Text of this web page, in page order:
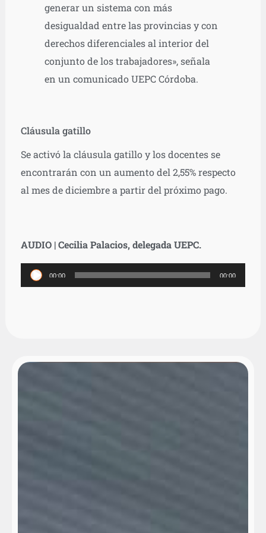
generar un sistema con más
desigualdad entre las provincias y con
derechos diferenciales al interior del
conjunto de los trabajadores», señala
en un comunicado UEPC Córdoba.
Cláusula gatillo
Se activó la cláusula gatillo y los docentes se
encontrarán con un aumento del 2,55% respecto
al mes de diciembre a partir del próximo pago.
AUDIO | Cecilia Palacios, delegada UEPC.
Reproductor
de
00:00 00:00